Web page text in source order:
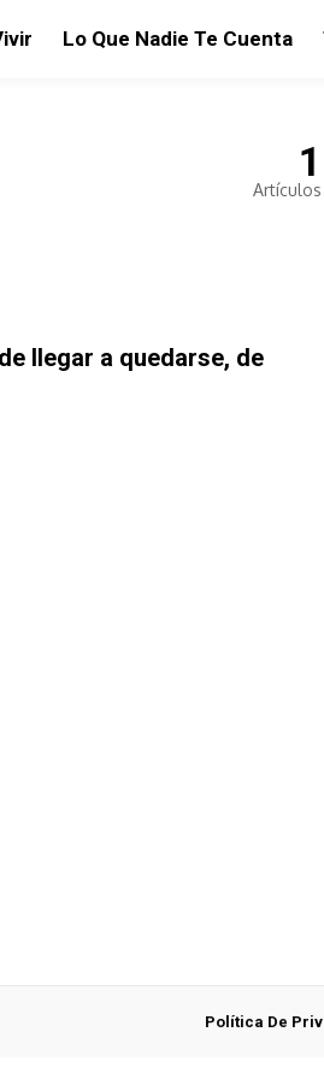
Lo Que Nadie Te Cuenta
1
Artículos
llegar a quedarse, de
Política De